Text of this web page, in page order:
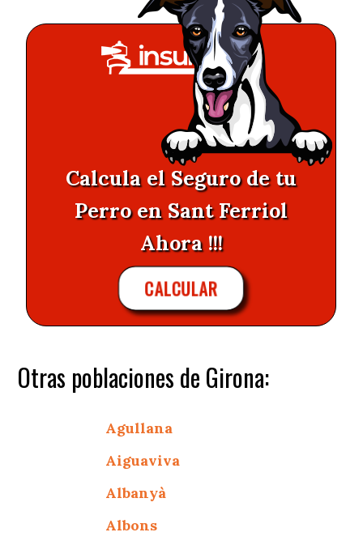
Calcula el Seguro de tu
Perro en Sant Ferriol
Ahora !!!
CALCULAR
Otras poblaciones de Girona:
Agullana
Aiguaviva
Albanyà
Albons